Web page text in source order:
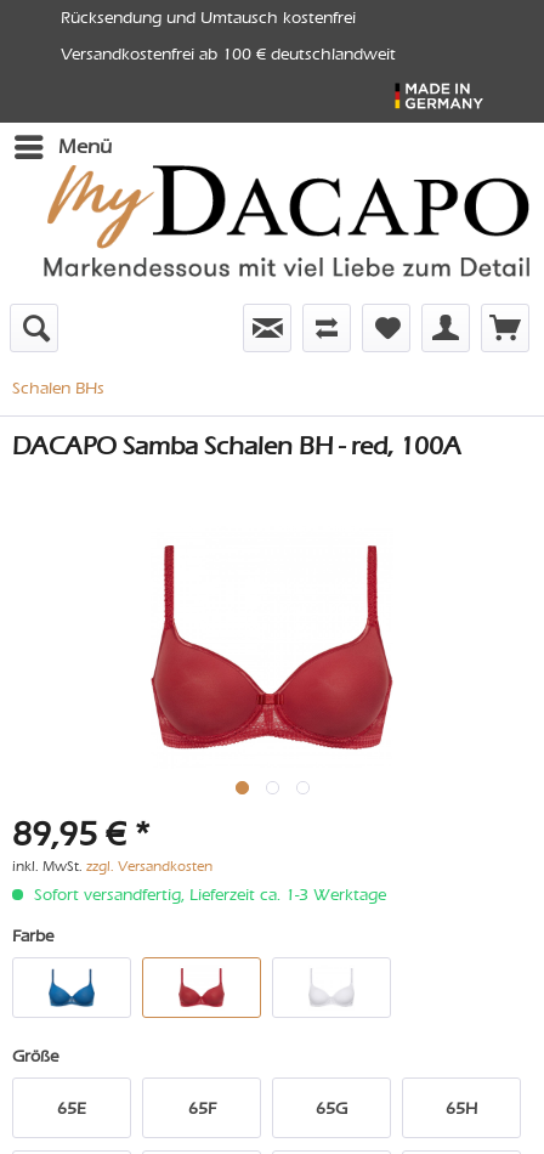
Rücksendung und Umtausch kostenfrei
Versandkostenfrei ab 100 € deutschlandweit
Menü
Schalen BHs
DACAPO Samba Schalen BH - red, 100A
89,95 € *
inkl. MwSt. zzgl. Versandkosten
Sofort versandfertig, Lieferzeit ca. 1-3 Werktage
Farbe
Größe
65E 65F 65G 65H